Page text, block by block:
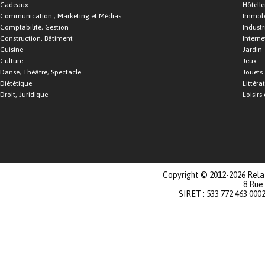
Cadeaux
Communication , Marketing et Médias
Comptabilité, Gestion
Construction, Bâtiment
Cuisine
Culture
Danse, Théâtre, Spectacle
Diététique
Droit, Juridique
Jardin
Jeux
Jouets
Loisirs
Copyright © 2012-2026
8
SIRET : 533 772 463